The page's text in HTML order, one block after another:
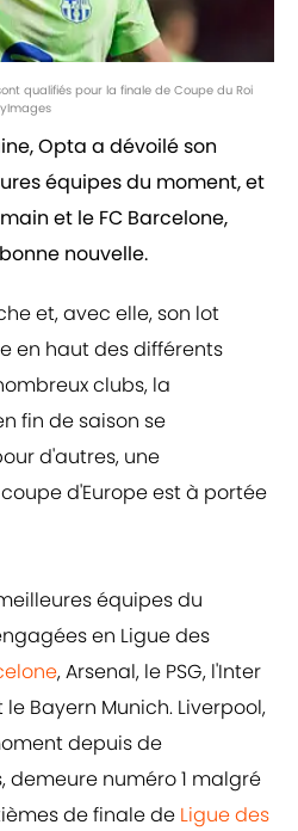
qualifiés pour la finale de Coupe du Roi
Opta a dévoilé son
équipes du moment, et
et le FC Barcelone,
nouvelle.
et, avec elle, son lot
en haut des différents
clubs, la
fin de saison se
d'autres, une
d'Europe est à portée
équipes du
en Ligue des
, Arsenal, le PSG, l'Inter
Bayern Munich. Liverpool,
depuis de
demeure numéro 1 malgré
de finale de Ligue des